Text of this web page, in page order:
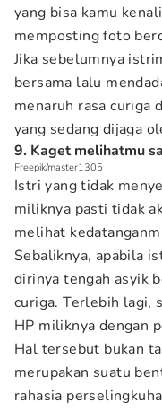
yang bisa kamu
memposting foto
Jika sebelumnya
bersama lalu
menaruh rasa curiga
yang sedang dijaga
9. Kaget melihatmu
Freepik/master1305
Istri yang tidak
miliknya pasti tidak
melihat
Sebaliknya, apabila
dirinya tengah asyik
curiga. Terlebih lagi,
HP miliknya dengan
Hal tersebut bukan
merupakan suatu
rahasia